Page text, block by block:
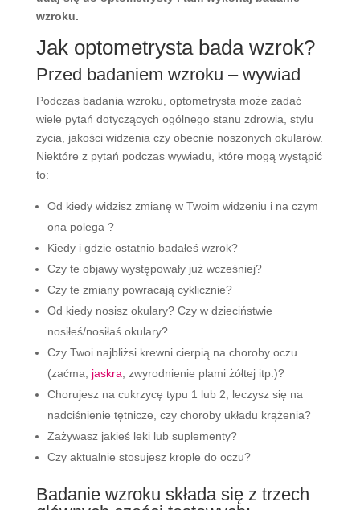
wzroku.
Jak optometrysta bada wzrok?
Przed badaniem wzroku – wywiad
Podczas badania wzroku, optometrysta może zadać
wiele pytań dotyczących ogólnego stanu zdrowia, stylu
życia, jakości widzenia czy obecnie noszonych okularów.
Niektóre z pytań podczas wywiadu, które mogą wystąpić
to:
Od kiedy widzisz zmianę w Twoim widzeniu i na czym
ona polega ?
Kiedy i gdzie ostatnio badałeś wzrok?
Czy te objawy występowały już wcześniej?
Czy te zmiany powracają cyklicznie?
Od kiedy nosisz okulary? Czy w dzieciństwie
nosiłeś/nosiłaś okulary?
Czy Twoi najbliżsi krewni cierpią na choroby oczu
(zaćma, jaskra , zwyrodnienie plami żółtej itp.)?
Chorujesz na cukrzycę typu 1 lub 2, leczysz się na
nadciśnienie tętnicze, czy choroby układu krążenia?
Zażywasz jakieś leki lub suplementy?
Czy aktualnie stosujesz krople do oczu?
Badanie wzroku składa się z trzech